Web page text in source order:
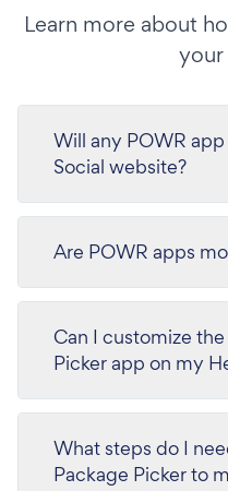
Learn more about
your
Will any POWR
Social website?
Are POWR apps
Can I customize
Picker app on my
What steps do I
Package Picker to